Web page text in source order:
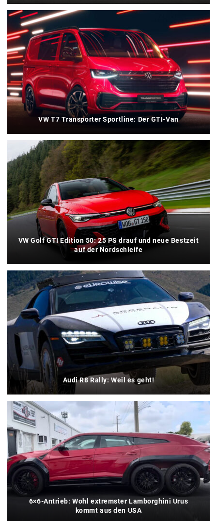
VW T7 Transporter Sportline: Der GTI-Van
VW Golf GTI Edition 50: 25 PS drauf und neue Bestzeit
auf der Nordschleife
Audi R8 Rally: Weil es geht!
6×6-Antrieb: Wohl extremster Lamborghini Urus
kommt aus den USA